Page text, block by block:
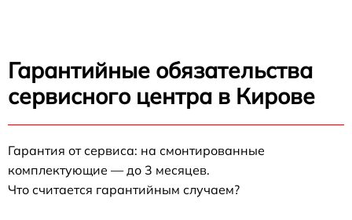
Гарантийные обязательства
сервисного центра в Кирове
Гарантия от сервиса: на смонтированные
комплектующие — до 3 месяцев.
Что считается гарантийным случаем?